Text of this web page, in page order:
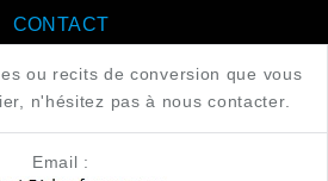
CONTACT
ou recits de conversion que vous
n'hésitez pas à nous contacter.
Email :